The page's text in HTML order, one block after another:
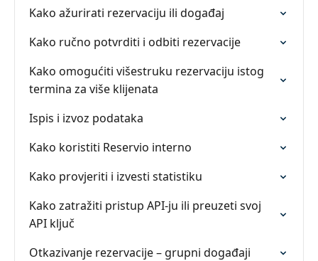
Kako ažurirati rezervaciju ili događaj
Kako ručno potvrditi i odbiti rezervacije
Kako omogućiti višestruku rezervaciju istog
termina za više klijenata
Ispis i izvoz podataka
Kako koristiti Reservio interno
Kako provjeriti i izvesti statistiku
Kako zatražiti pristup API-ju ili preuzeti svoj
API ključ
Otkazivanje rezervacije – grupni događaji